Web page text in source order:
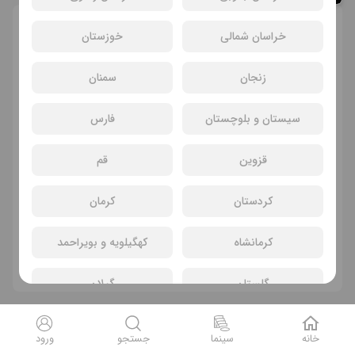
خراسان شمالی خوزستان
زنجان سمنان
سیستان و بلوچستان فارس
قزوین قم
کردستان کرمان
کرمانشاه کهگیلویه و بویراحمد
گلستان گیلان
انتخاب سانس و سینما
خانه سینما جستجو ورود